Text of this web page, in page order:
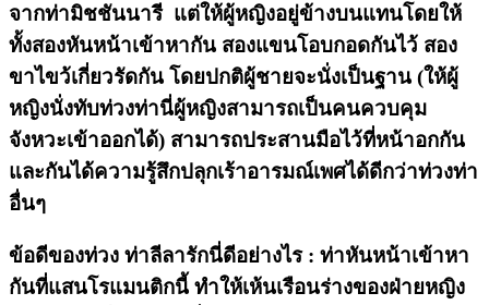
จากท่ามิชชันนารี แต่ให้ผู้หญิงอยู่ข้างบนแทนโดยให้
ทั้งสองหันหน้าเข้าหากัน สองแขนโอบกอดกันไว้ สอง
ขาไขว้เกี่ยวรัดกัน โดยปกติผู้ชายจะนั่งเป็นฐาน (ให้ผู้
หญิงนั่งทับท่วงท่านี่ผู้หญิงสามารถเป็นคนควบคุม
จังหวะเข้าออกได้) สามารถประสานมือไว้ที่หน้าอกกัน
และกันได้ความรู้สึกปลุกเร้าอารมณ์เพศได้ดีกว่าท่วงท่า
อื่นๆ
ข้อดีของท่วง ท่าลีลารักนี่ดีอย่างไร : ท่าหันหน้าเข้าหา
กันที่แสนโรแมนติกนี้ ทำให้เห้นเรือนร่างของฝ่ายหญิง